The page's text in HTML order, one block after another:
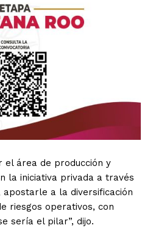
área de producción y
la iniciativa privada a través
a la diversificación
riesgos operativos, con
sería el pilar”, dijo.